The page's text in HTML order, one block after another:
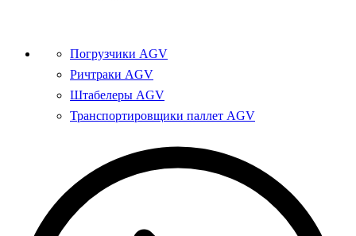
Погрузчики AGV
Ричтраки AGV
Штабелеры AGV
Транспортировщики паллет AGV